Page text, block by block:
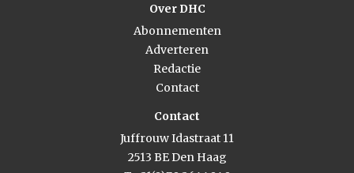
Over DHC
Abonnementen
Adverteren
Redactie
Contact
Contact
Juffrouw Idastraat 11
2513 BE Den Haag